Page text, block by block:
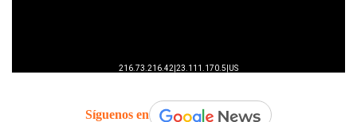
Síguenos en